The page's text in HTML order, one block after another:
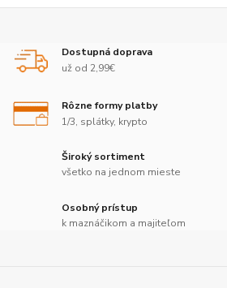
Dostupná doprava
už od 2,99€
Rôzne formy platby
1/3, splátky, krypto
Široký sortiment
všetko na jednom mieste
Osobný prístup
k maznáčikom a majiteľom